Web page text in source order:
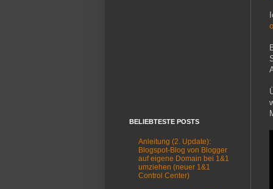
BELIEBTESTE POSTS
Anleitung (2. Update):
Blogspot-Blog von Blogger
auf eigene Domain bei 1&1
umziehen (neuer 1&1
Control Center)